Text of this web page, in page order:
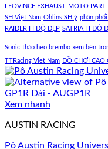
LEOVINCE EXHAUST MOTO PART
SH Việt Nam Ohlins SH ý phân
RAIDER FI ĐỘ ĐẸP SATRIA FI ĐỘ
Sonic tháo heo brembo xem bên
TTRacing Viet Nam ĐỒ CHƠI CAO
Xem nhanh
AUSTIN RACING
Pô Austin Racing